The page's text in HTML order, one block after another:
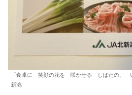
「食卓に 笑顔の花を 咲かせる しばたの、
新潟